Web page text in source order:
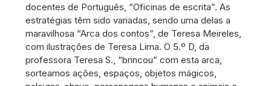
docentes de Português, “Oficinas de escrita”. As
estratégias têm sido variadas, sendo uma delas a
maravilhosa “Arca dos contos”, de Teresa Meireles,
com ilustrações de Teresa Lima. O 5.º D, da
professora Teresa S., “brincou” com esta arca,
sorteamos ações, espaços, objetos mágicos,